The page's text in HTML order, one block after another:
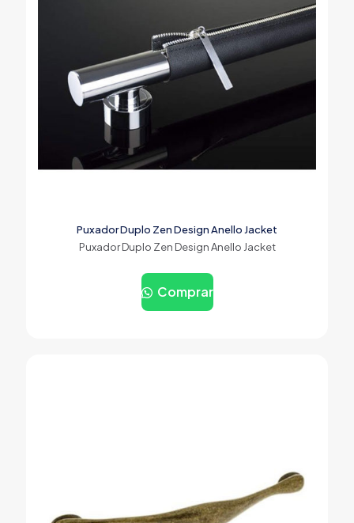
Puxador Duplo Zen Design Anello Jacket
Puxador Duplo Zen Design Anello Jacket
Comprar